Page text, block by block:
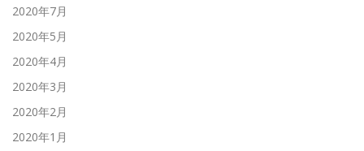
2020年7月
2020年5月
2020年4月
2020年3月
2020年2月
2020年1月